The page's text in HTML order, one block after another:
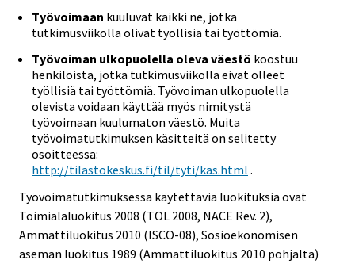
Työvoimaan kuuluvat kaikki ne, jotka
tutkimusviikolla olivat työllisiä tai työttömiä.
Työvoiman ulkopuolella oleva väestö koostuu
henkilöistä, jotka tutkimusviikolla eivät olleet
työllisiä tai työttömiä. Työvoiman ulkopuolella
olevista voidaan käyttää myös nimitystä
työvoimaan kuulumaton väestö. Muita
työvoimatutkimuksen käsitteitä on selitetty
osoitteessa:
http://tilastokeskus.fi/til/tyti/kas.html .
Työvoimatutkimuksessa käytettäviä luokituksia ovat
Toimialaluokitus 2008 (TOL 2008, NACE Rev. 2),
Ammattiluokitus 2010 (ISCO-08), Sosioekonomisen
aseman luokitus 1989 (Ammattiluokitus 2010 pohjalta)